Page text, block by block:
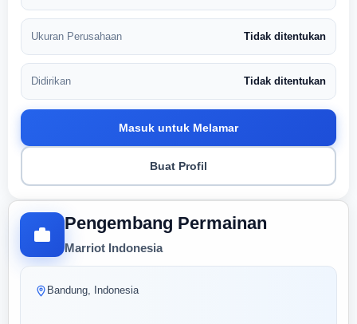
Pengembang Permainan
Marriot Indonesia
Bandung, Indonesia
Ukuran Perusahaan Tidak ditentukan
Didirikan Tidak ditentukan
Masuk untuk Melamar
Buat Profil